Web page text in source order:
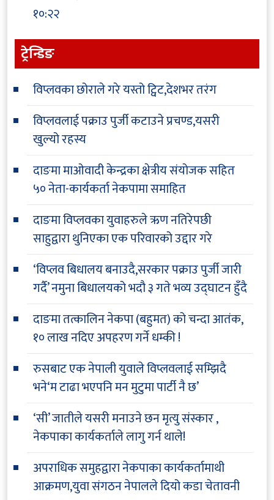
१०:२२
ट्रेन्डिङ
विप्लवका छोराले गरे यस्तो ट्विट,देशभर तरंग
विप्लवलाई पक्राउ पुर्जी कटाउने प्रचण्ड,यसरी
खुल्यो रहस्य
दाङमा माओवादी केन्द्रका क्षेत्रीय संयोजक सहित
५० नेता-कार्यकर्ता नेकपामा समाहित
दाङमा विप्लवका युवाहरुले ऋण नतिरेपछी
साहुद्वारा थुनिएका एक परिवारको उद्दार गरे
‘विप्लव बिधालय बनाउदै,सरकार पक्राउ पुर्जी जारी
गर्दै’ नमुना बिधालयको भदौ ३ गते भव्य उद्घाटन हुँदै
दाङमा तत्कालिन नेकपा (बहुमत) को चन्दा आतंक,
१० लाख नदिए अपहरण गर्ने धम्की !
रुसबाट एक नेपाली युवाले विप्लवलाई सम्झिदै
भने‘म टाढा भएपनि मन मुटुमा पार्टी नै छ’
‘सी’ जातीले यसरी मनाउने छन मृत्यु संस्कार ,
नेकपाका कार्यकर्ताले लागु गर्न थाले!
अपराधिक समुहद्वारा नेकपाका कार्यकर्तामाथी
आक्रमण,युवा संगठन नेपालले दियो कडा चेतावनी